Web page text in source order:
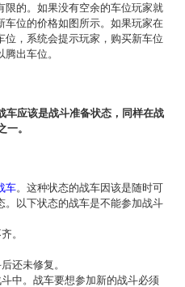
限的。如果没有空余的车位玩家就
车位的价格如图所示。如果玩家在
位，系统会提示玩家，购买新车位
出车位。
应该是战斗准备状态，同样在战
。
车。这种状态的战车因该是随时可
。以下状态的战车是不能参加战斗
。
未修复。
。战车要想参加新的战斗必须